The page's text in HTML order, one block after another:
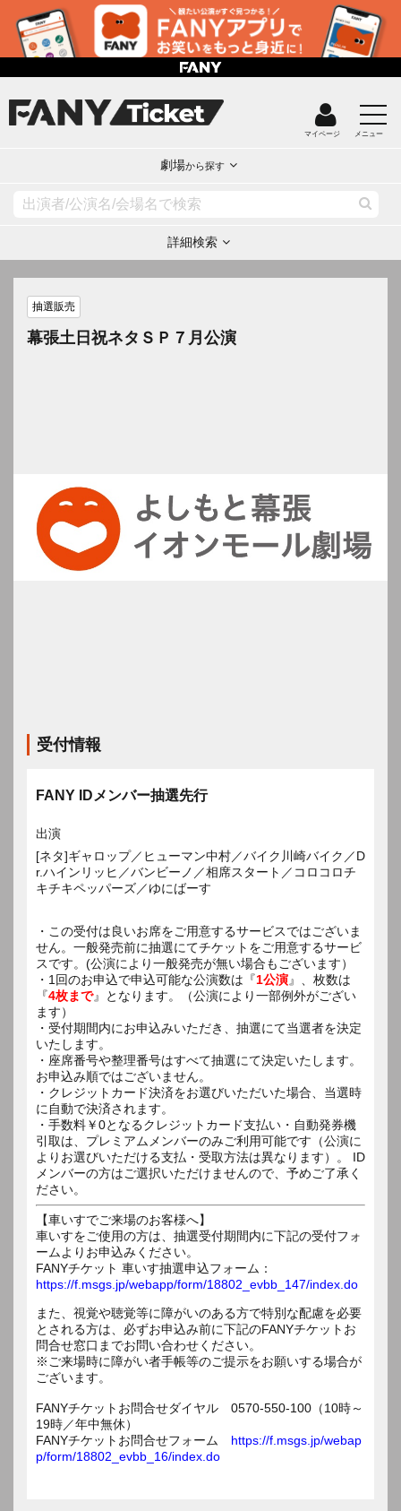
マイページ メニュー
劇場から探す
詳細検索
抽選販売
幕張土日祝ネタＳＰ７月公演
受付情報
FANY IDメンバー抽選先行
出演
[ネタ]ギャロップ／ヒューマン中村／バイク川崎バイク／D
r.ハインリッヒ／バンビーノ／相席スタート／コロコロチ
キチキペッパーズ／ゆにばーす
・この受付は良いお席をご用意するサービスではございま
せん。一般発売前に抽選にてチケットをご用意するサービ
スです。(公演により一般発売が無い場合もございます）
・1回のお申込で申込可能な公演数は『1公演』、枚数は
『4枚まで』となります。（公演により一部例外がござい
ます）
・受付期間内にお申込みいただき、抽選にて当選者を決定
いたします。
・座席番号や整理番号はすべて抽選にて決定いたします。
お申込み順ではございません。
・クレジットカード決済をお選びいただいた場合、当選時
に自動で決済されます。
・手数料￥0となるクレジットカード支払い・自動発券機
引取は、プレミアムメンバーのみご利用可能です（公演に
よりお選びいただける支払・受取方法は異なります）。 ID
メンバーの方はご選択いただけませんので、予めご了承く
ださい。
【車いすでご来場のお客様へ】
車いすをご使用の方は、抽選受付期間内に下記の受付フォ
ームよりお申込みください。
FANYチケット 車いす抽選申込フォーム：
https://f.msgs.jp/webapp/form/18802_evbb_147/index.do
また、視覚や聴覚等に障がいのある方で特別な配慮を必要
とされる方は、必ずお申込み前に下記のFANYチケットお
問合せ窓口までお問い合わせください。
※ご来場時に障がい者手帳等のご提示をお願いする場合が
ございます。
FANYチケットお問合せダイヤル 0570-550-100（10時～
19時／年中無休）
FANYチケットお問合せフォーム https://f.msgs.jp/webap
p/form/18802_evbb_16/index.do